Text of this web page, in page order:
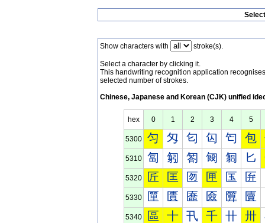
Show characters with stroke(s).
Select a character by clicking it.
This handwriting recognition application
selected number of strokes.
Chinese, Japanese and Korean (CJK) unified
hex 0 1 2 3 4 5
5300 匀 匁 匂 匃 匄 包
5310 匐 匑 匒 匓 匔 匕
5320 匠 匡 匢 匣 匤 匥
5330 匰 匱 匲 匳 匴 匵
5340 區 十 卂 千 卄 卅